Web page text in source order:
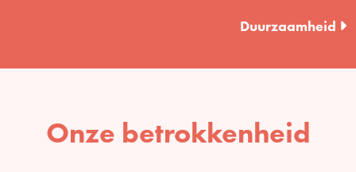
Duurzaamheid
Onze betrokkenheid